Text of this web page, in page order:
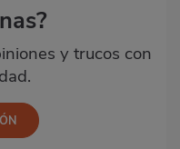
y trucos con